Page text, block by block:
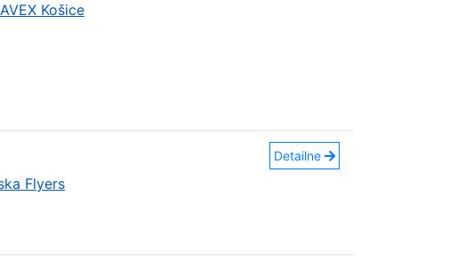
Košice
Flyers
Detailne